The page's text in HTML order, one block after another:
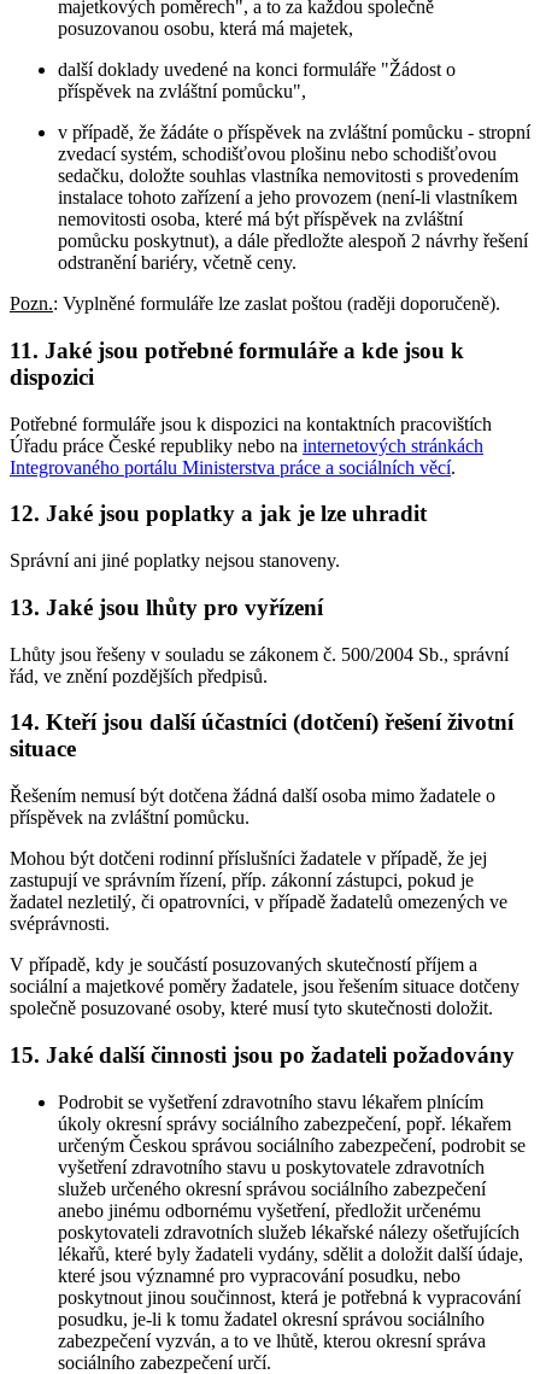
majetkových poměrech", a to za každou společně
posuzovanou osobu, která má majetek,
další doklady uvedené na konci formuláře "Žádost o
příspěvek na zvláštní pomůcku",
v případě, že žádáte o příspěvek na zvláštní pomůcku - stropní
zvedací systém, schodišťovou plošinu nebo schodišťovou
sedačku, doložte souhlas vlastníka nemovitosti s provedením
instalace tohoto zařízení a jeho provozem (není-li vlastníkem
nemovitosti osoba, které má být příspěvek na zvláštní
pomůcku poskytnut), a dále předložte alespoň 2 návrhy řešení
odstranění bariéry, včetně ceny.
Pozn.: Vyplněné formuláře lze zaslat poštou (raději doporučeně).
11. Jaké jsou potřebné formuláře a kde jsou k
dispozici
Potřebné formuláře jsou k dispozici na kontaktních pracovištích
Úřadu práce České republiky nebo na internetových stránkách
Integrovaného portálu Ministerstva práce a sociálních věcí.
12. Jaké jsou poplatky a jak je lze uhradit
Správní ani jiné poplatky nejsou stanoveny.
13. Jaké jsou lhůty pro vyřízení
Lhůty jsou řešeny v souladu se zákonem č. 500/2004 Sb., správní
řád, ve znění pozdějších předpisů.
14. Kteří jsou další účastníci (dotčení) řešení životní
situace
Řešením nemusí být dotčena žádná další osoba mimo žadatele o
příspěvek na zvláštní pomůcku.
Mohou být dotčeni rodinní příslušníci žadatele v případě, že jej
zastupují ve správním řízení, příp. zákonní zástupci, pokud je
žadatel nezletilý, či opatrovníci, v případě žadatelů omezených ve
svéprávnosti.
V případě, kdy je součástí posuzovaných skutečností příjem a
sociální a majetkové poměry žadatele, jsou řešením situace dotčeny
společně posuzované osoby, které musí tyto skutečnosti doložit.
15. Jaké další činnosti jsou po žadateli požadovány
Podrobit se vyšetření zdravotního stavu lékařem plnícím
úkoly okresní správy sociálního zabezpečení, popř. lékařem
určeným Českou správou sociálního zabezpečení, podrobit se
vyšetření zdravotního stavu u poskytovatele zdravotních
služeb určeného okresní správou sociálního zabezpečení
anebo jinému odbornému vyšetření, předložit určenému
poskytovateli zdravotních služeb lékařské nálezy ošetřujících
lékařů, které byly žadateli vydány, sdělit a doložit další údaje,
které jsou významné pro vypracování posudku, nebo
poskytnout jinou součinnost, která je potřebná k vypracování
posudku, je-li k tomu žadatel okresní správou sociálního
zabezpečení vyzván, a to ve lhůtě, kterou okresní správa
sociálního zabezpečení určí.